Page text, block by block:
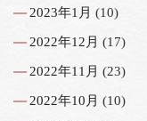
2023年1月 (10)
2022年12月 (17)
2022年11月 (23)
2022年10月 (10)